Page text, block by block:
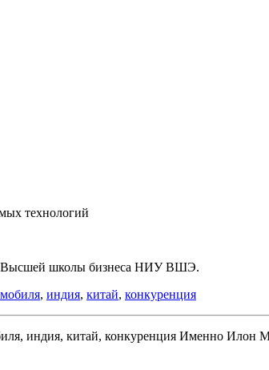
технологий
Высшей школы бизнеса НИУ ВШЭ.
, индия, китай, конкуренция
Именно Илон